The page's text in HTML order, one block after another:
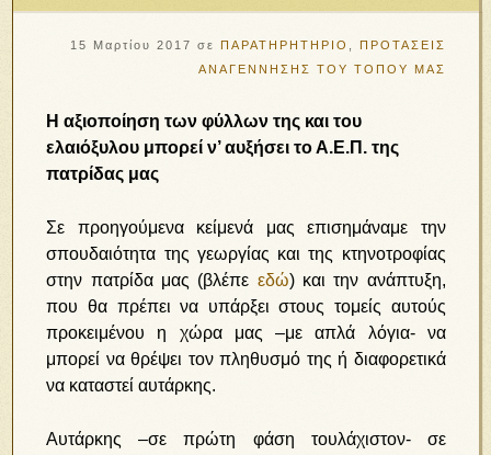
15 Μαρτίου 2017 σε ΠΑΡΑΤΗΡΗΤΗΡΙΟ
ΠΡΟΤΑΣΕΙΣ
ΑΝΑΓΕΝΝΗΣΗΣ ΤΟΥ ΤΟΠΟΥ ΜΑΣ
Η αξιοποίηση των φύλλων της και του
ελαιόξυλου μπορεί ν’ αυξήσει το Α.Ε.Π. της
πατρίδας μας
Σε προηγούμενα κείμενά μας επισημάναμε την
σπουδαιότητα της γεωργίας και της κτηνοτροφίας
στην πατρίδα μας (βλέπε εδώ) και την ανάπτυξη,
που θα πρέπει να υπάρξει στους τομείς αυτούς
προκειμένου η χώρα μας –με απλά λόγια- να
μπορεί να θρέψει τον πληθυσμό της ή διαφορετικά
να καταστεί αυτάρκης.
Αυτάρκης –σε πρώτη φάση τουλάχιστον- σε